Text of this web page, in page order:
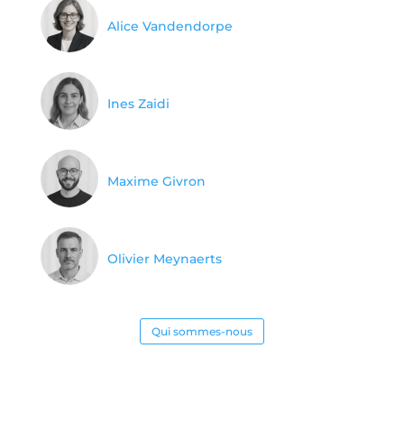
Alice Vandendorpe
Ines Zaidi
Maxime Givron
Olivier Meynaerts
Qui sommes-nous